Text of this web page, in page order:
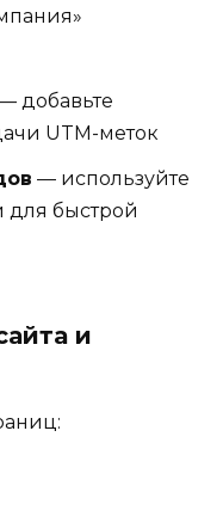
добавьте
UTM-меток
— используйте
для быстрой
и